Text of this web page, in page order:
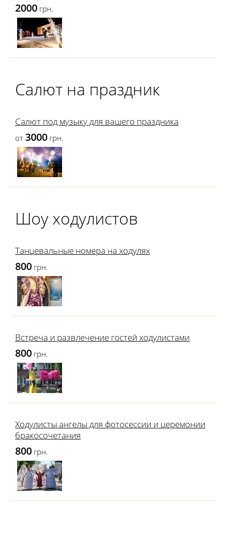
2000 грн.
Салют на праздник
Салют под музыку для вашего праздника
от 3000 грн.
Шоу ходулистов
Танцевальные номера на ходулях
800 грн.
Встреча и развлечение гостей ходулистами
800 грн.
Ходулисты ангелы для фотосессии и церемонии
бракосочетания
800 грн.